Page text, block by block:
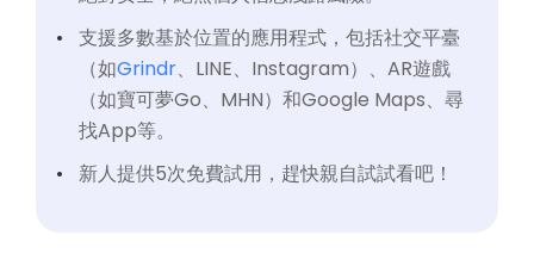
支援多數基於位置的應用程式，包括社交平臺
（如Grindr、LINE、Instagram）、AR遊戲
（如寶可夢Go、MHN）和Google Maps、尋
找App等。
新人提供5次免費試用，趕快親自試試看吧！